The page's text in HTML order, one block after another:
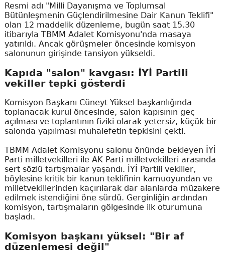
Resmi adı "Milli Dayanışma ve Toplumsal
Bütünleşmenin Güçlendirilmesine Dair Kanun Teklifi"
olan 12 maddelik düzenleme, bugün saat 15.30
itibarıyla TBMM Adalet Komisyonu'nda masaya
yatırıldı. Ancak görüşmeler öncesinde komisyon
salonunun girişinde tansiyon yükseldi.
Kapıda "salon" kavgası: İYİ Partili
vekiller tepki gösterdi
Komisyon Başkanı Cüneyt Yüksel başkanlığında
toplanacak kurul öncesinde, salon kapısının geç
açılması ve toplantının fiziki olarak yetersiz, küçük bir
salonda yapılması muhalefetin tepkisini çekti.
TBMM Adalet Komisyonu salonu önünde bekleyen İYİ
Parti milletvekilleri ile AK Parti milletvekilleri arasında
sert sözlü tartışmalar yaşandı. İYİ Partili vekiller,
böylesine kritik bir kanun teklifinin kamuoyundan ve
milletvekillerinden kaçırılarak dar alanlarda müzakere
edilmek istendiğini öne sürdü. Gerginliğin ardından
komisyon, tartışmaların gölgesinde ilk oturumuna
başladı.
Komisyon başkanı yüksel: "Bir af
düzenlemesi değil"